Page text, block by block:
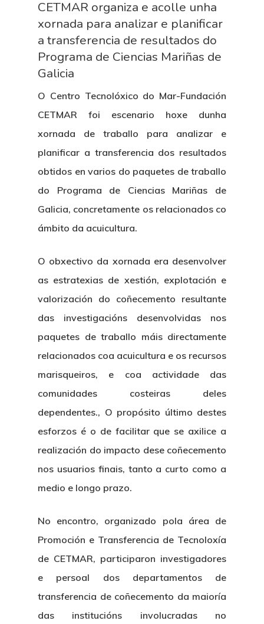
CETMAR organiza e acolle unha
xornada para analizar e planificar
a transferencia de resultados do
Programa de Ciencias Mariñas de
Galicia
O Centro Tecnolóxico do Mar-Fundación
CETMAR foi escenario hoxe dunha
xornada de traballo para analizar e
planificar a transferencia dos resultados
obtidos en varios do paquetes de traballo
do Programa de Ciencias Mariñas de
Galicia, concretamente os relacionados co
ámbito da acuicultura.
O obxectivo da xornada era desenvolver
as estratexias de xestión, explotación e
valorización do coñecemento resultante
das investigacións desenvolvidas nos
paquetes de traballo máis directamente
relacionados coa acuicultura e os recursos
marisqueiros, e coa actividade das
comunidades costeiras deles
dependentes., O propósito último destes
esforzos é o de facilitar que se axilice a
realización do impacto dese coñecemento
nos usuarios finais, tanto a curto como a
medio e longo prazo.
No encontro, organizado pola área de
Promoción e Transferencia de Tecnoloxía
de CETMAR, participaron investigadores
e persoal dos departamentos de
transferencia de coñecemento da maioría
das institucións involucradas no